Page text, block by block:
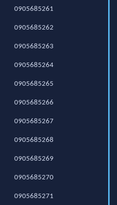
0905685261
0905685262
0905685263
0905685264
0905685265
0905685266
0905685267
0905685268
0905685269
0905685270
0905685271